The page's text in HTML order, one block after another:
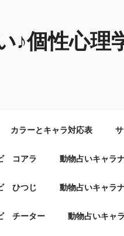
♪個性心理
カラーとキャラ対応表
コアラ 動物占いキャラ
ひつじ 動物占いキャラ
チーター 動物占いキャ